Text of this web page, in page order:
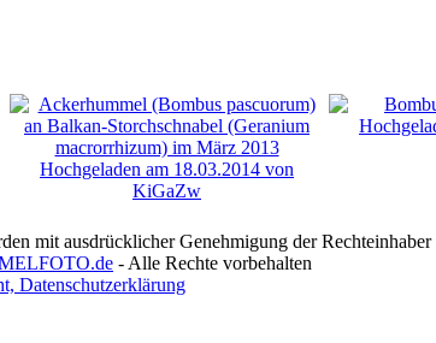
mit ausdrücklicher Genehmigung der
- Alle Rechte vorbehalten
Datenschutzerklärung